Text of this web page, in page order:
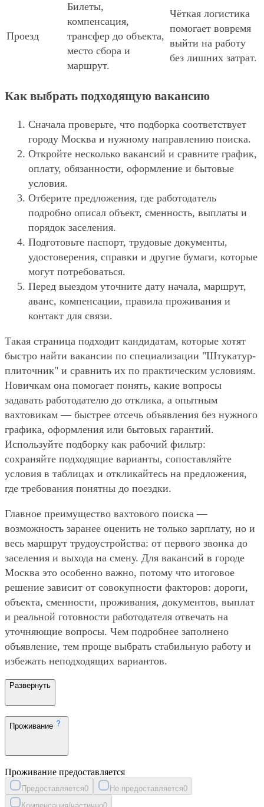
Проезд
Билеты,
компенсация,
трансфер до объекта,
место сбора и
маршрут.
Чёткая логистика
помогает вовремя
выйти на работу
без лишних затрат.
Как выбрать подходящую вакансию
Сначала проверьте, что подборка соответствует
городу Москва и нужному направлению поиска.
Откройте несколько вакансий и сравните график,
оплату, обязанности, оформление и бытовые
условия.
Отберите предложения, где работодатель
подробно описал объект, сменность, выплаты и
порядок заселения.
Подготовьте паспорт, трудовые документы,
удостоверения, справки и другие бумаги, которые
могут потребоваться.
Перед выездом уточните дату начала, маршрут,
аванс, компенсации, правила проживания и
контакт для связи.
Такая страница подходит кандидатам, которые хотят
быстро найти вакансии по специализации "Штукатур-
плиточник" и сравнить их по практическим условиям.
Новичкам она помогает понять, какие вопросы
задавать работодателю до отклика, а опытным
вахтовикам — быстрее отсечь объявления без нужного
графика, оформления или бытовых гарантий.
Используйте подборку как рабочий фильтр:
сохраняйте подходящие варианты, сопоставляйте
условия в таблицах и откликайтесь на предложения,
где требования понятны до поездки.
Главное преимущество вахтового поиска —
возможность заранее оценить не только зарплату, но и
весь маршрут трудоустройства: от первого звонка до
заселения и выхода на смену. Для вакансий в городе
Москва это особенно важно, потому что итоговое
решение зависит от совокупности факторов: дороги,
объекта, сменности, проживания, документов, выплат
и реальной готовности работодателя отвечать на
уточняющие вопросы. Чем подробнее заполнено
объявление, тем проще выбрать стабильную работу и
избежать неподходящих вариантов.
Развернуть
Проживание
Проживание предоставляется
Предоставляется0 Не предоставляется0